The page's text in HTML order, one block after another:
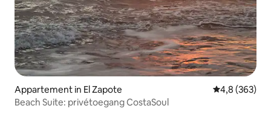
Appartement in El Zapote Gemiddelde
4,8 (363)
Beach Suite: privétoegang CostaSoul